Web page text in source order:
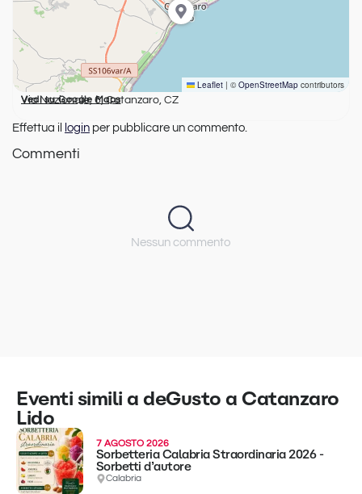
Leaflet | © OpenStreetMap contributors
Via Nazionale, 6, Catanzaro, CZ
Vedi su Google Maps
Effettua il login per pubblicare un commento.
Commenti
Nessun commento
Eventi simili a deGusto a Catanzaro
Lido
7 AGOSTO 2026
Sorbetteria Calabria Straordinaria 2026 -
Sorbetti d’autore
Calabria